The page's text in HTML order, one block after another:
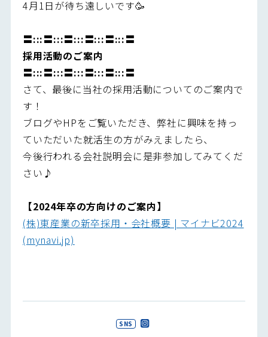
4月1日が待ち遠しいです🥳
〓:::〓:::〓:::〓:::〓:::〓
採用活動のご案内
〓:::〓:::〓:::〓:::〓:::〓
さて、最後に当社の採用活動についてのご案内で
す！
ブログやHPをご覧いただき、弊社に興味を持っ
ていただいた就活生の方がみえましたら、
今後行われる会社説明会に是非参加してみてくだ
さい♪
【2024年卒の方向けのご案内】
(株)東産業の新卒採用・会社概要 | マイナビ2024
(mynavi.jp)
SNS